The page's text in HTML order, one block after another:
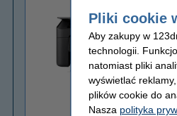
Pliki cookie
Aby zakupy w
technologii.
natomiast pliki
wyświetlać
plików cookie do
Nasza polityka